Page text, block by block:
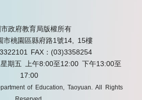
政府教育局版權所有
市桃園區縣府路1號14, 15樓
FAX：(03)3358254
星期五 上午8:00至12:00 下午13:00至
17:00
of Education, Taoyuan. All Rights